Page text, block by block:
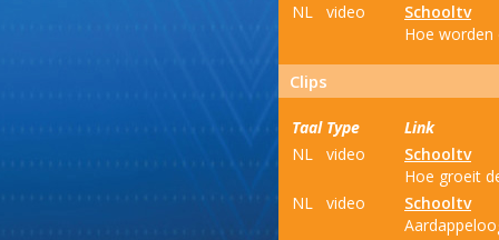
NL
video
Schooltv
Hoe worden
Clips
Taal Type
Link
NL
video
Schooltv
Hoe groeit
NL
video
Schooltv